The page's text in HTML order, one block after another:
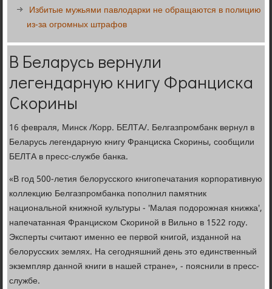
Избитые мужьями павлодарки не обращаются в полицию
из-за огромных штрафов
В Беларусь вернули
легендарную книгу Франциска
Скорины
16 февраля, Минск /Корр. БЕЛТА/. Белгазпромбанк вернул в
Беларусь легендарную книгу Франциска Скорины, сообщили
БЕЛТА в пресс-службе банка.
«В год 500-летия белорусского книгопечатания корпоративную
коллекцию Белгазпромбанка пополнил памятник
национальной книжной культуры - 'Малая подорожная книжка',
напечатанная Франциском Скориной в Вильно в 1522 году.
Эксперты считают именно ее первой книгой, изданной на
белорусских землях. На сегодняшний день это единственный
экземпляр данной книги в нашей стране», - пояснили в пресс-
службе.